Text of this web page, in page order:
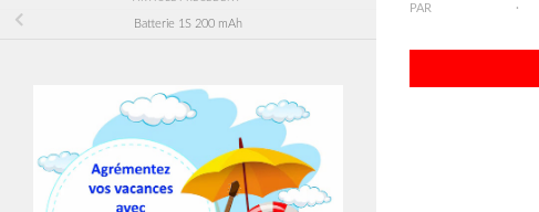
PAR ·
Batterie 1S 200 mAh